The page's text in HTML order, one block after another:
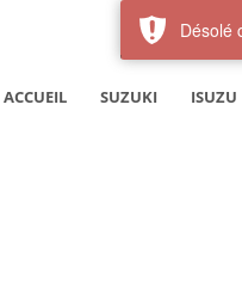
ACCUEIL SUZUKI ISUZU